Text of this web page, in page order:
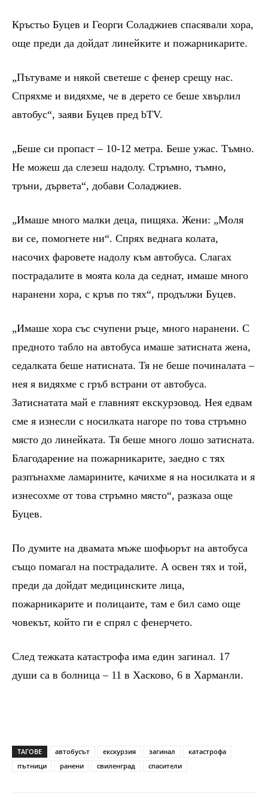
Кръстьо Буцев и Георги Соладжиев спасявали хора,
още преди да дойдат линейките и пожарникарите.
„Пътуваме и някой светеше с фенер срещу нас.
Спряхме и видяхме, че в дерето се беше хвърлил
автобус“, заяви Буцев пред bTV.
„Беше си пропаст – 10-12 метра. Беше ужас. Тъмно.
Не можеш да слезеш надолу. Стръмно, тъмно,
тръни, дървета“, добави Соладжиев.
„Имаше много малки деца, пищяха. Жени: „Моля
ви се, помогнете ни“. Спрях веднага колата,
насочих фаровете надолу към автобуса. Слагах
пострадалите в моята кола да седнат, имаше много
наранени хора, с кръв по тях“, продължи Буцев.
„Имаше хора със счупени ръце, много наранени. С
предното табло на автобуса имаше затисната жена,
седалката беше натисната. Тя не беше починалата –
нея я видяхме с гръб встрани от автобуса.
Затиснатата май е главният екскурзовод. Нея едвам
сме я изнесли с носилката нагоре по това стръмно
място до линейката. Тя беше много лошо затисната.
Благодарение на пожарникарите, заедно с тях
разпънахме ламарините, качихме я на носилката и я
изнесохме от това стръмно място“, разказа още
Буцев.
По думите на двамата мъже шофьорът на автобуса
също помагал на пострадалите. А освен тях и той,
преди да дойдат медицинските лица,
пожарникарите и полицаите, там е бил само още
човекът, който ги е спрял с фенерчето.
След тежката катастрофа има един загинал. 17
души са в болница – 11 в Хасково, 6 в Харманли.
ТАГОВЕ автобусът екскурзия загинал
катастрофа
пътници
ранени свиленград спасители